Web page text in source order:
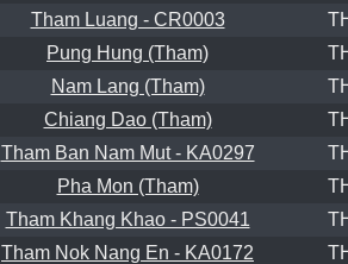
Tham Luang - CR0003
Pung Hung (Tham)
Nam Lang (Tham)
Chiang Dao (Tham)
Tham Ban Nam Mut - KA0297
Pha Mon (Tham)
Tham Khang Khao - PS0041
Tham Nok Nang En - KA0172